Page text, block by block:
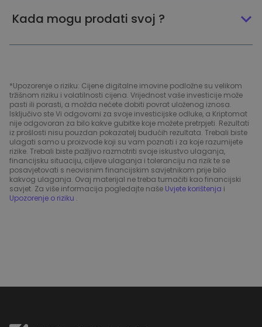
Kada mogu prodati svoj ?
*Upozorenje o riziku: Cijene digitalne imovine podložne su velikom
tržišnom riziku i volatilnosti cijena. Vrijednost vaše investicije može
pasti ili porasti, a možda nećete dobiti povrat uloženog iznosa.
Isključivo ste Vi odgovorni za svoje investicijske odluke, a Kriptomat
nije odgovoran za bilo kakve gubitke koje možete pretrpjeti. Rezultati
iz prošlosti nisu pouzdan pokazatelj budućih rezultata. Trebali biste
ulagati samo u proizvode koji su vam poznati i za koje razumijete
rizike. Trebali biste pažljivo razmotriti svoje iskustvo ulaganja,
financijsku situaciju, ciljeve ulaganja i toleranciju na rizik te se
posavjetovati s neovisnim financijskim savjetnikom prije bilo
kakvog ulaganja. Ovaj materijal ne treba tumačiti kao financijski
savjet. Za više informacija pogledajte naše Uvjete korištenja i
Upozorenje o riziku .